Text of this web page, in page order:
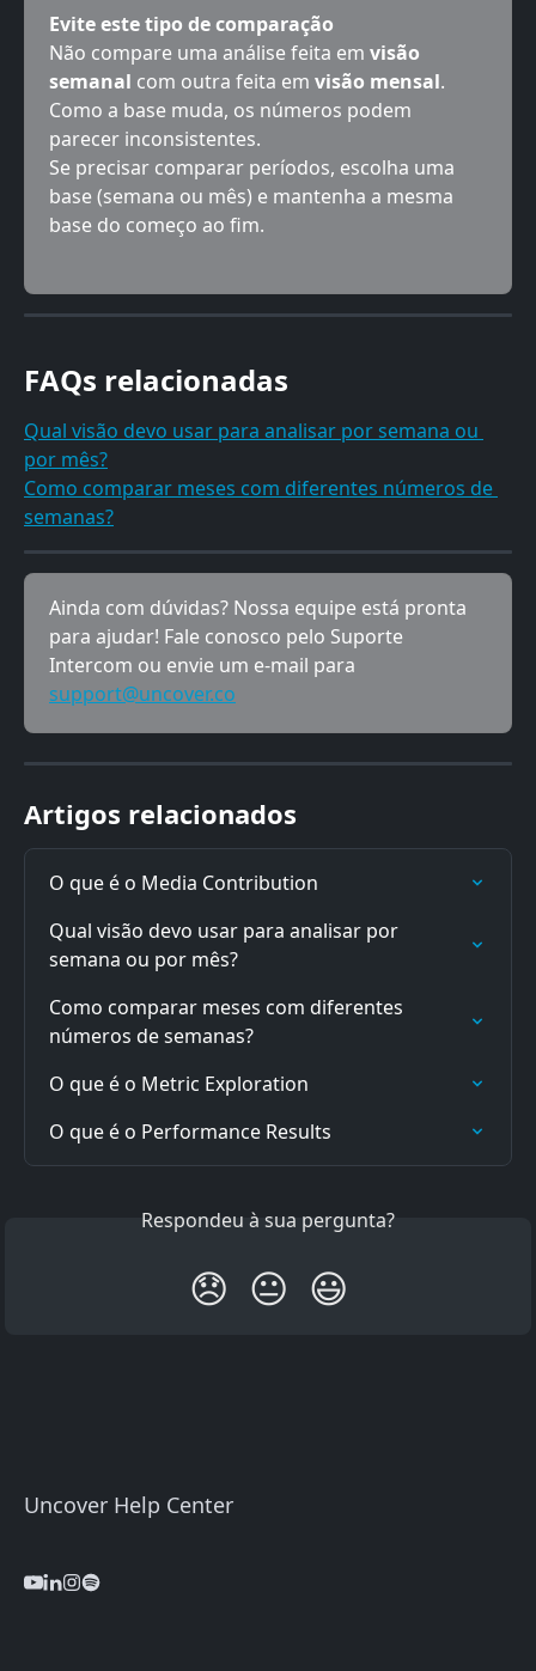
Evite este tipo de comparação
Não compare uma análise feita em visão
semanal com outra feita em visão mensal.
Como a base muda, os números podem
parecer inconsistentes.
Se precisar comparar períodos, escolha uma
base (semana ou mês) e mantenha a mesma
base do começo ao fim.
FAQs relacionadas
Qual visão devo usar para analisar por semana ou
por mês?
Como comparar meses com diferentes números de
semanas?
Ainda com dúvidas? Nossa equipe está pronta
para ajudar! Fale conosco pelo Suporte
Intercom ou envie um e-mail para
support@uncover.co
Artigos relacionados
O que é o Media Contribution
Qual visão devo usar para analisar por
semana ou por mês?
Como comparar meses com diferentes
números de semanas?
O que é o Metric Exploration
O que é o Performance Results
Respondeu à sua pergunta?
😞 😐 😃
Uncover Help Center